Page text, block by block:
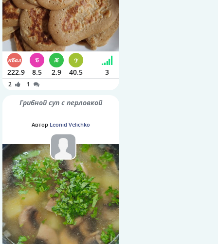
222.9 8.5 2.9 40.5 3
2 1
Грибной суп с перловкой
Автор Leonid Velichko